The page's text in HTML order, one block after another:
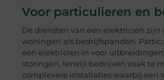
Voor particulieren en
De diensten van een elektricien zijn
woningen als bedrijfspanden.
een elektricien in voor
storingen, terwijl bedrijven vaak te
complexere installaties waarbij een